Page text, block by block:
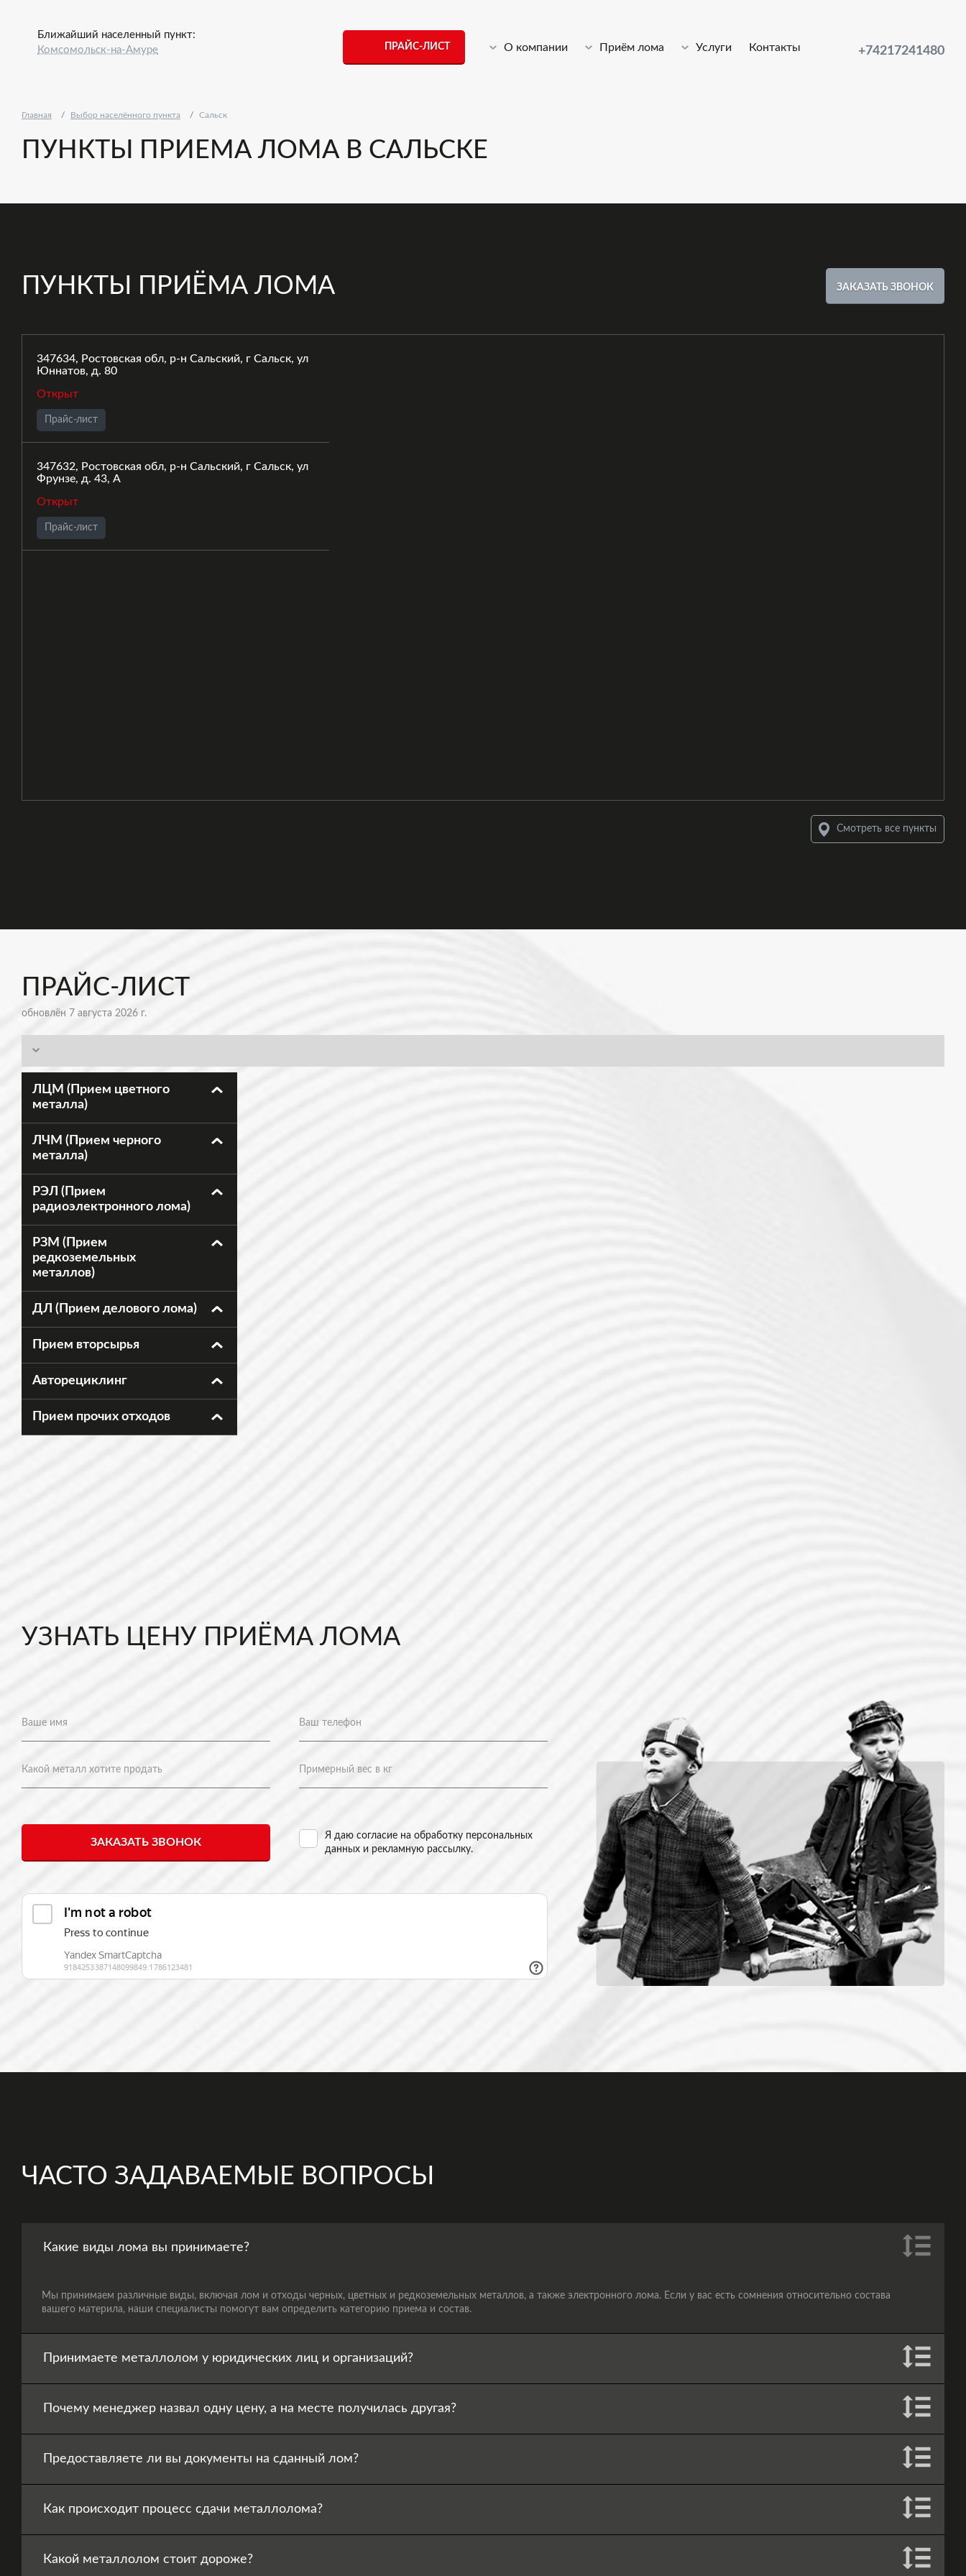
Ближайший населенный пункт:
Комсомольск-на-Амуре
ПРАЙС-ЛИСТ О компании Приём лома Услуги Контакты +74217241480
Главная Выбор населённого пункта Сальск
ПУНКТЫ ПРИЕМА ЛОМА В САЛЬСКЕ
ПУНКТЫ ПРИЁМА ЛОМА ЗАКАЗАТЬ ЗВОНОК
347634, Ростовская обл, р-н Сальский, г Сальск, ул
Юннатов, д. 80
Открыт
Прайс-лист
347632, Ростовская обл, р-н Сальский, г Сальск, ул
Фрунзе, д. 43, А
Открыт
Прайс-лист
Смотреть все пункты
ПРАЙС-ЛИСТ
обновлён 7 августа 2026 г.
ЛЦМ (Прием цветного
металла)
ЛЧМ (Прием черного
металла)
РЭЛ (Прием
радиоэлектронного лома)
РЗМ (Прием
редкоземельных
металлов)
ДЛ (Прием делового лома)
Прием вторсырья
Авторециклинг
Прием прочих отходов
УЗНАТЬ ЦЕНУ ПРИЁМА ЛОМА
Я даю согласие наобработку персональных
данных и рекламную рассылку.
ЧАСТО ЗАДАВАЕМЫЕ ВОПРОСЫ
Какие виды лома вы принимаете?
Мы принимаем различные виды, включая лом и отходы черных, цветных и редкоземельных металлов, а также электронного лома. Если у вас есть сомнения относительно состава
вашего материла, наши специалисты помогут вам определить категорию приема и состав.
Принимаете металлолом у юридических лиц и организаций?
Почему менеджер назвал одну цену, а на месте получилась другая?
Предоставляете ли вы документы на сданный лом?
Как происходит процесс сдачи металлолома?
Какой металлолом стоит дороже?